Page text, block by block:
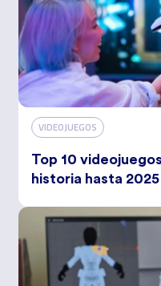
VIDEOJUEGOS
Top 10
historia hasta 2025